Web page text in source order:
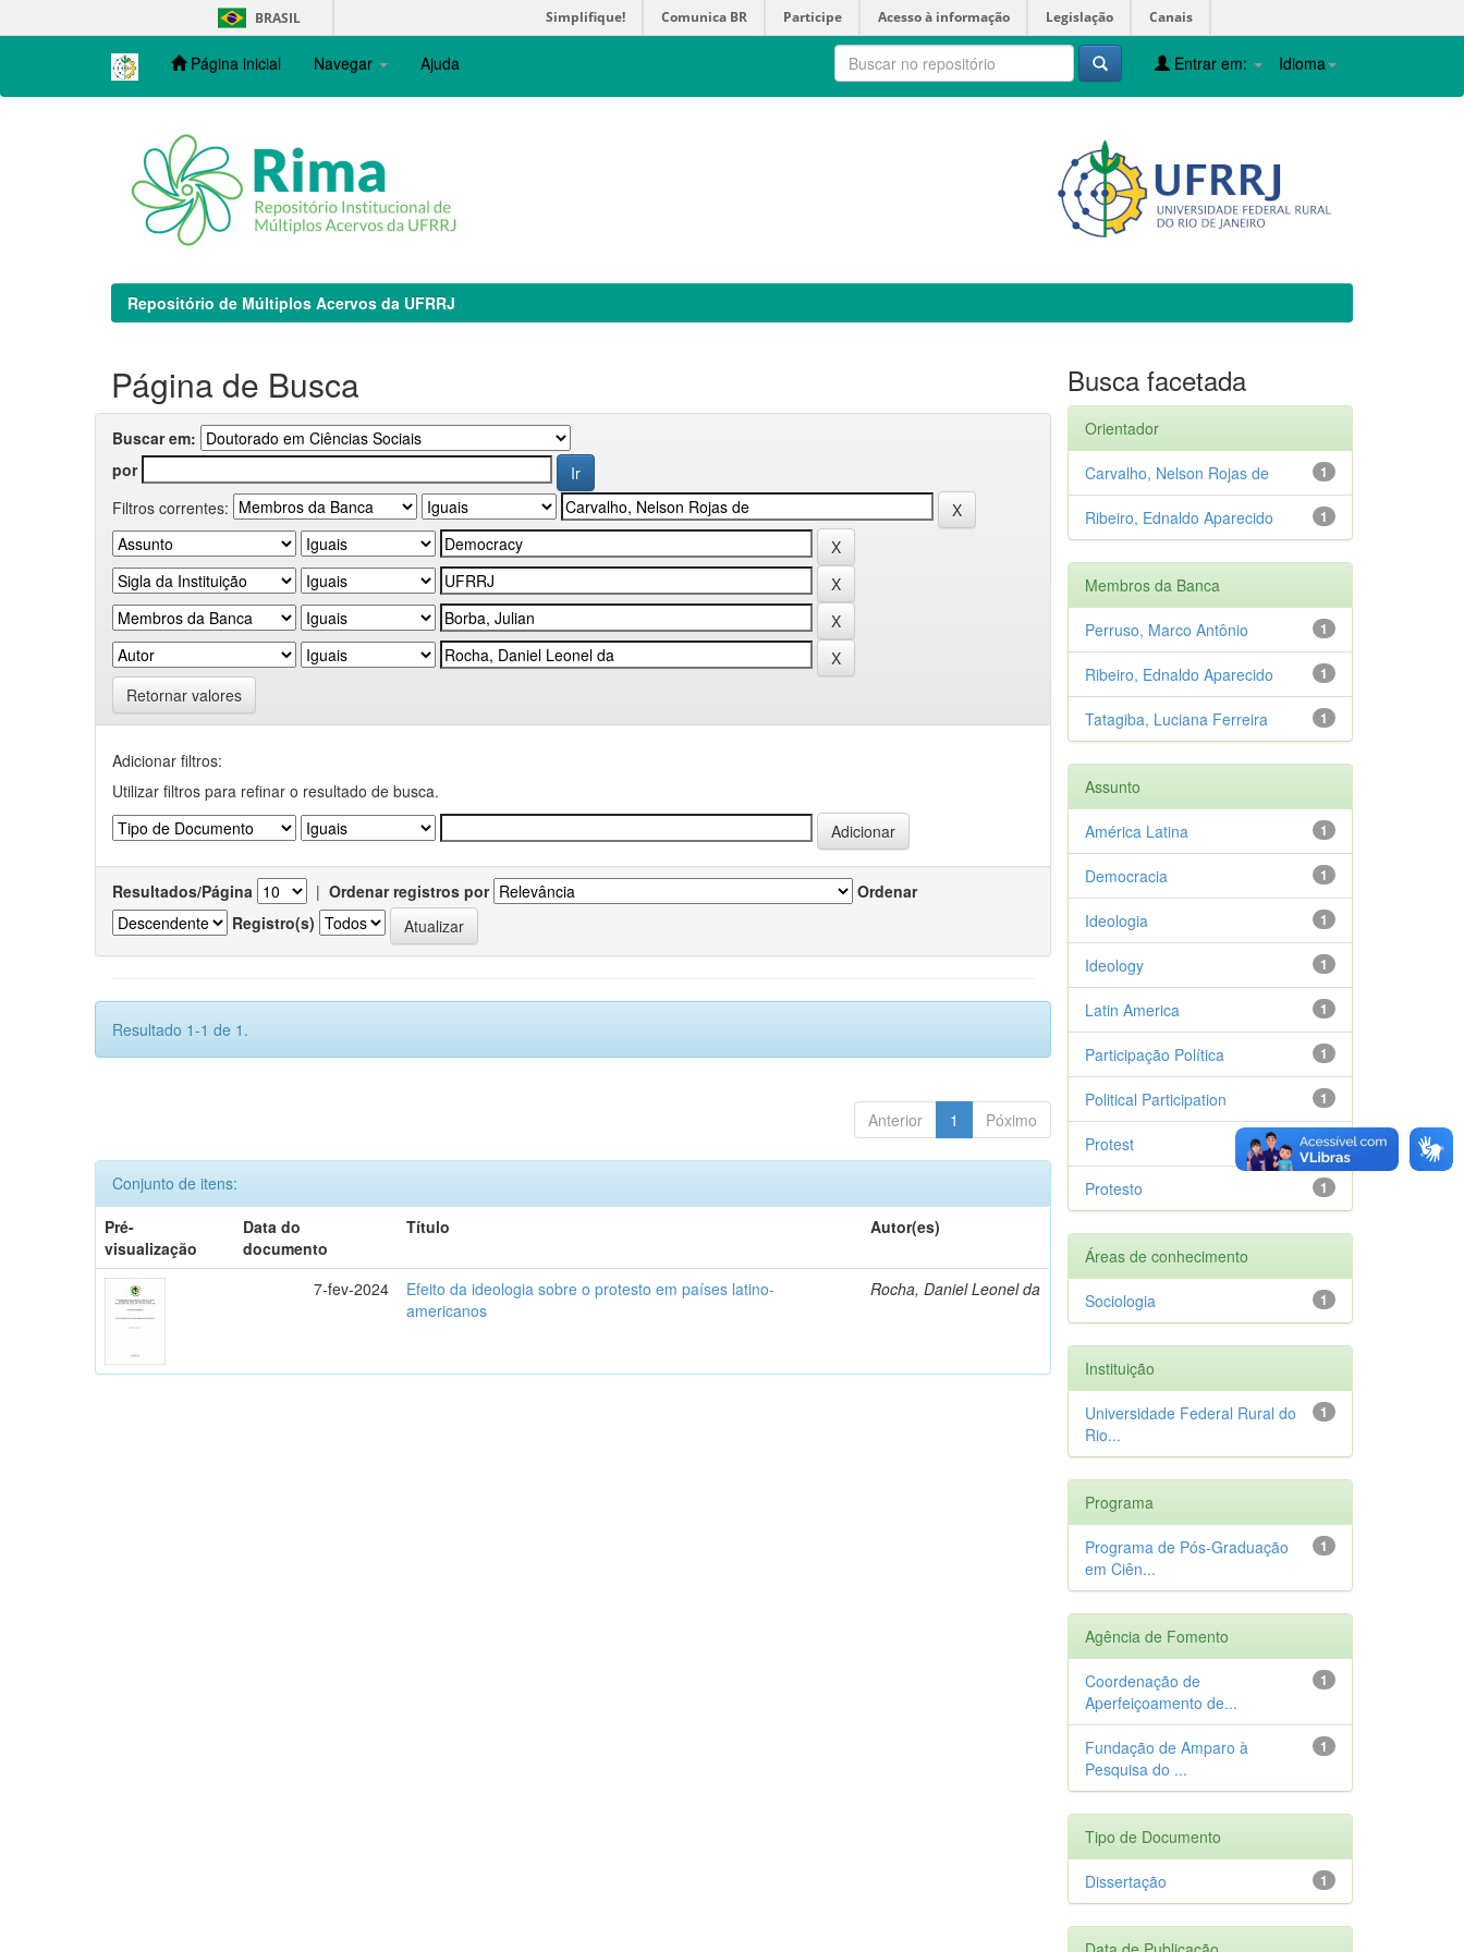
navigation
BRASIL Simplifique! Comunica BR Participe Acesso à informação Legislação Canais
Página inicial Navegar Ajuda Idioma
Entrar em:
Repositório de Múltiplos Acervos da UFRRJ
Página de Busca
Buscar em:
por
Filtros correntes:
Retornar valores
Adicionar filtros:
Utilizar filtros para refinar o resultado de busca.
Resultados/Página | Ordenar registros por
Ordenar
Registro(s)
Resultado 1-1 de 1.
Anterior 1 Póximo
Conjunto de itens:
Pré-
visualização
Data do
documento
Título Autor(es)
7-fev-2024
Efeito da ideologia sobre o protesto em países latino-
americanos
Rocha, Daniel Leonel da
Busca facetada
Orientador
1
Carvalho, Nelson Rojas de
1
Ribeiro, Ednaldo Aparecido
Membros da Banca
1
Perruso, Marco Antônio
1
Ribeiro, Ednaldo Aparecido
1
Tatagiba, Luciana Ferreira
Assunto
1
América Latina
1
Democracia
1
Ideologia
1
Ideology
1
Latin America
1
Participação Política
1
Political Participation
1
Protest
1
Protesto
Áreas de conhecimento
1
Sociologia
Instituição
1
Universidade Federal Rural do
Rio...
Programa
1
Programa de Pós-Graduação
em Ciên...
Agência de Fomento
1
Coordenação de
Aperfeiçoamento de...
1
Fundação de Amparo à
Pesquisa do ...
Tipo de Documento
1
Dissertação